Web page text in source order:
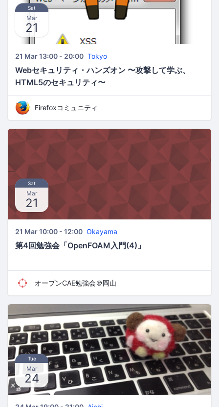
Sat
Mar
21
21 Mar 13:00 - 20:00 Tokyo
Webセキュリティ・ハンズオン 〜攻撃して学ぶ、
HTML5のセキュリティ〜
Firefoxコミュニティ
Sat
Mar
21
21 Mar 10:00 - 12:00 Okayama
第4回勉強会「OpenFOAM入門(4)」
オープンCAE勉強会＠岡山
Tue
Mar
24